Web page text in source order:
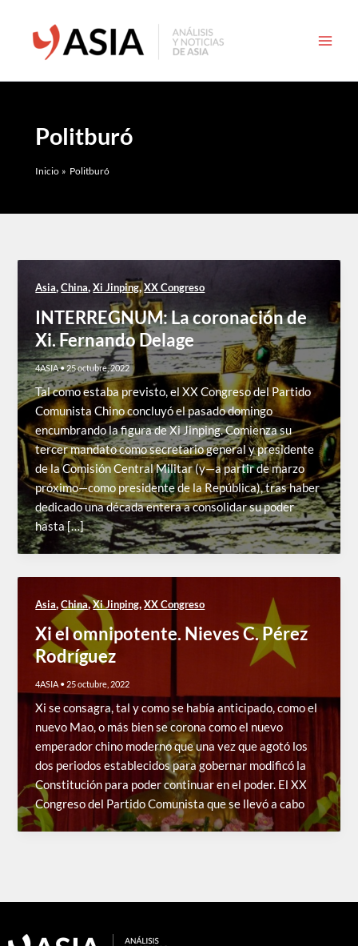
contenido
Politburó
Inicio Politburó
Asia,China,Xi Jinping,XX Congreso
INTERREGNUM: La coronación de
Xi. Fernando Delage
4ASIA•25 octubre, 2022
Tal como estaba previsto, el XX Congreso del Partido
Comunista Chino concluyó el pasado domingo
encumbrando la figura de Xi Jinping. Comienza su
tercer mandato como secretario general y presidente
de la Comisión Central Militar (y—a partir de marzo
próximo—como presidente de la República), tras haber
dedicado una década entera a consolidar su poder
hasta […]
Asia,China,Xi Jinping,XX Congreso
Xi el omnipotente. Nieves C. Pérez
Rodríguez
4ASIA • 25 octubre, 2022
Xi se consagra, tal y como se había anticipado, como el
nuevo Mao, o más bien se corona como el nuevo
emperador chino moderno que una vez que agotó los
dos periodos establecidos para gobernar modificó la
Constitución para poder continuar en el poder. El XX
Congreso del Partido Comunista que se llevó a cabo